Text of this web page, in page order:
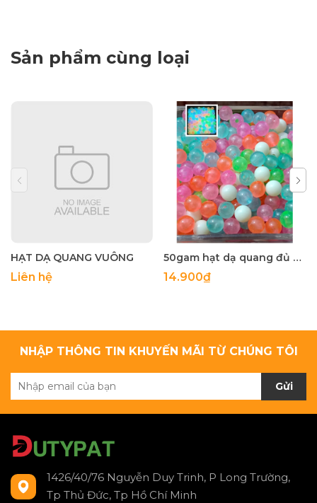
Sản phẩm cùng loại
HẠT DẠ QUANG VUÔNG
Liên hệ
50gam hạt dạ quang đủ màu 6mm, 8mm, 10mm, 12mm, hạt nhựa tròn
14.900₫
NHẬP THÔNG TIN KHUYẾN MÃI TỪ CHÚNG TÔI
Gửi
1426/40/76 Nguyễn Duy Trinh, P Long Trường,
Tp Thủ Đức, Tp Hồ Chí Minh